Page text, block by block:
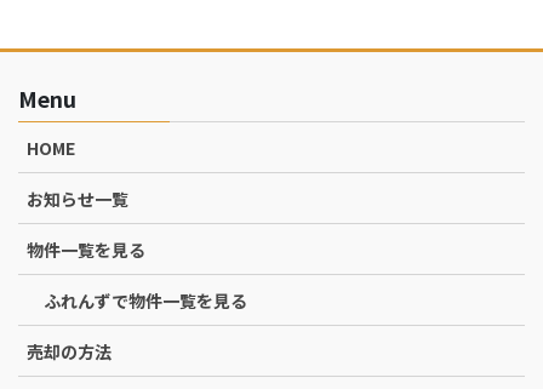
Menu
HOME
お知らせ一覧
物件一覧を見る
ふれんずで物件一覧を見る
売却の方法